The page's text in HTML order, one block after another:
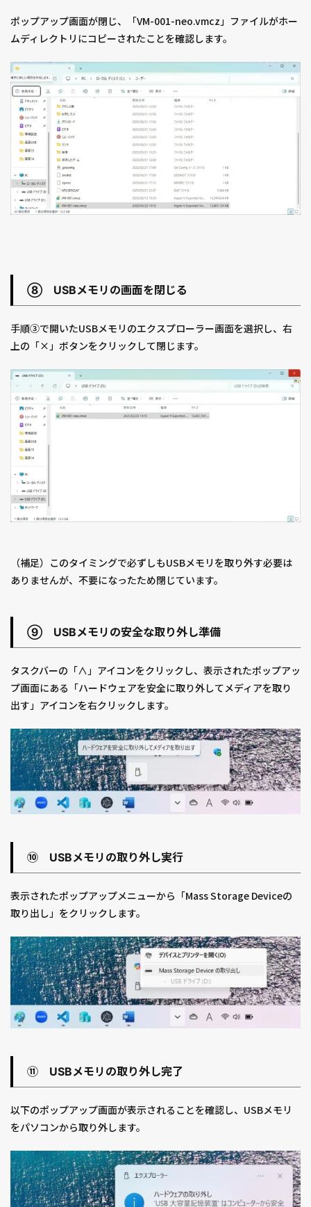
ポップアップ画面が閉じ、「VM-001-neo.vmcz」ファイルがホー
ムディレクトリにコピーされたことを確認します。
⑧ USBメモリの画面を閉じる
手順③で開いたUSBメモリのエクスプローラー画面を選択し、右
上の「×」ボタンをクリックして閉じます。
（補足）このタイミングで必ずしもUSBメモリを取り外す必要は
ありませんが、不要になったため閉じています。
⑨ USBメモリの安全な取り外し準備
タスクバーの「∧」アイコンをクリックし、表示されたポップアッ
プ画面にある「ハードウェアを安全に取り外してメディアを取り
出す」アイコンを右クリックします。
⑩ USBメモリの取り外し実行
表示されたポップアップメニューから「Mass Storage Deviceの
取り出し」をクリックします。
⑪ USBメモリの取り外し完了
以下のポップアップ画面が表示されることを確認し、USBメモリ
をパソコンから取り外します。